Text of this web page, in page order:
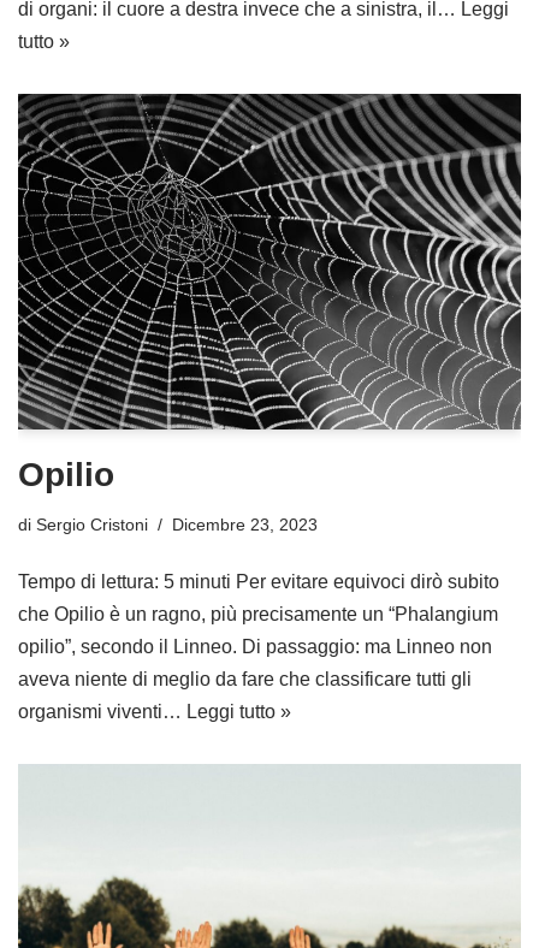
di organi: il cuore a destra invece che a sinistra, il… Leggi
tutto »
Opilio
di Sergio Cristoni Dicembre 23, 2023
Tempo di lettura: 5 minuti Per evitare equivoci dirò subito
che Opilio è un ragno, più precisamente un “Phalangium
opilio”, secondo il Linneo. Di passaggio: ma Linneo non
aveva niente di meglio da fare che classificare tutti gli
organismi viventi… Leggi tutto »